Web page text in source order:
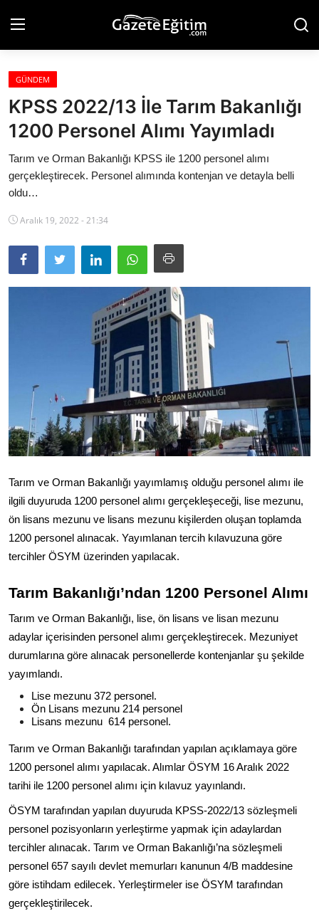
Anasayfa
Hakkımızda
İletişim
Künye
Eğitim
Gündem
Teknoloji
GÜNDEM
KPSS 2022/13 İle Tarım Bakanlığı
1200 Personel Alımı Yayımladı
Tarım ve Orman Bakanlığı KPSS ile 1200 personel alımı
gerçekleştirecek. Personel alımında kontenjan ve detayla belli
oldu…
Aralık 19, 2022 - 21:34
Tarım ve Orman Bakanlığı yayımlamış olduğu personel alımı ile
ilgili duyuruda 1200 personel alımı gerçekleşeceği, lise mezunu,
ön lisans mezunu ve lisans mezunu kişilerden oluşan toplamda
1200 personel alınacak. Yayımlanan tercih kılavuzuna göre
tercihler ÖSYM üzerinden yapılacak.
Tarım Bakanlığı’ndan 1200 Personel Alımı
Tarım ve Orman Bakanlığı, lise, ön lisans ve lisan mezunu
adaylar içerisinden personel alımı gerçekleştirecek. Mezuniyet
durumlarına göre alınacak personellerde kontenjanlar şu şekilde
yayımlandı.
Lise mezunu 372 personel.
Ön Lisans mezunu 214 personel
Lisans mezunu 614 personel.
Tarım ve Orman Bakanlığı tarafından yapılan açıklamaya göre
1200 personel alımı yapılacak. Alımlar ÖSYM 16 Aralık 2022
tarihi ile 1200 personel alımı için kılavuz yayınlandı.
ÖSYM tarafından yapılan duyuruda KPSS-2022/13 sözleşmeli
personel pozisyonların yerleştirme yapmak için adaylardan
tercihler alınacak. Tarım ve Orman Bakanlığı’na sözleşmeli
personel 657 sayılı devlet memurları kanunun 4/B maddesine
göre istihdam edilecek. Yerleştirmeler ise ÖSYM tarafından
gerçekleştirilecek.